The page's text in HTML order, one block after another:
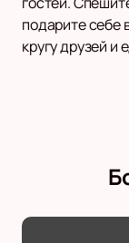
подарите себе
кругу друзей